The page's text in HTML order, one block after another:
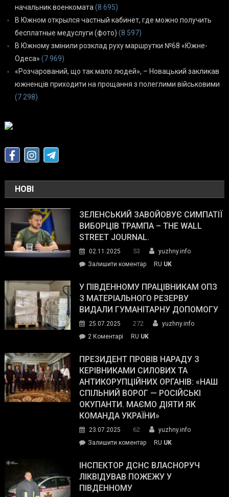
начальник военкомата (8 695)
В Южном открылся частный кабинет, где можно получить
бесплатные медуслуги (фото) (8 597)
В Южному змінили розклад руху маршрутки №68 «Южне-
Одеса» (7 969)
«Розчарований, що так мало людей», – Новацький закликав
южненців приходити на прощання з полеглими військовими
(7 298)
НОВІ
ЗЕЛЕНСЬКИЙ ЗАВОЙОВУЄ СИМПАТІЇ
ВИБОРЦІВ ТРАМПА – THE WALL
STREET JOURNAL.
02.11.2025 53
yuzhny.info
Залишити коментарon
завойовує
симпатії
виборців
The
Street
Journal.
RU UK
У ПІВДЕННОМУ ПРАЦІВНИКАМ ОПЗ
З МАТЕРІАЛЬНОГО РЕЗЕРВУ
ВИДАЛИ ГУМАНІТАРНУ ДОПОМОГУ
25.07.2025 272
yuzhny.info
2 Коментарі
Південному
працівникам
ОПЗ
з
матеріального
резерву
гуманітарну
допомогу
RU UK
ПРЕЗИДЕНТ ПРОВІВ НАРАДУ З
КЕРІВНИКАМИ СИЛОВИХ ТА
АНТИКОРУПЦІЙНИХ ОРГАНІВ: «НАШ
СПІЛЬНИЙ ВОРОГ — РОСІЙСЬКІ
ОКУПАНТИ. МАЄМО ДІЯТИ ЯК
КОМАНДА УКРАЇНИ»
23.07.2025 62
yuzhny.info
Залишити коментарon
провів
нараду
RU UK
ІНСПЕКТОР ДСНС ВЛАСНОРУЧ
ЛІКВІДУВАВ ПОЖЕЖУ У
ПІВДЕННОМУ